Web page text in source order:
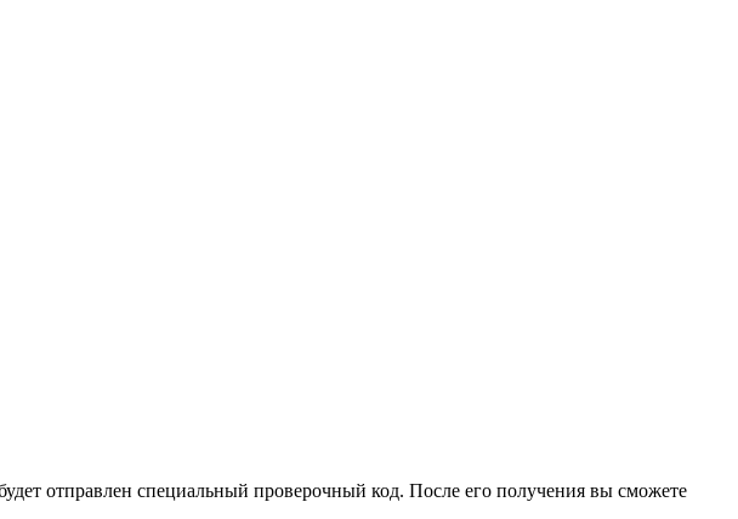
отправлен специальный проверочный код. После его получения вы сможете